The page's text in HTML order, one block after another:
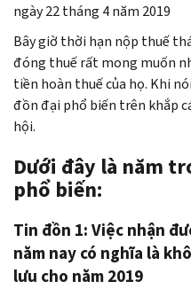
ngày 22 tháng 4 năm 2019
Bây giờ thời hạn nộp thuế
đóng thuế rất mong muốn
tiền hoàn thuế của họ. Khi
đồn đại phổ biến trên khắp
hội.
Dưới đây là năm
phổ biến:
Tin đồn 1: Việc nhận
năm nay có nghĩa là
lưu cho năm 2019